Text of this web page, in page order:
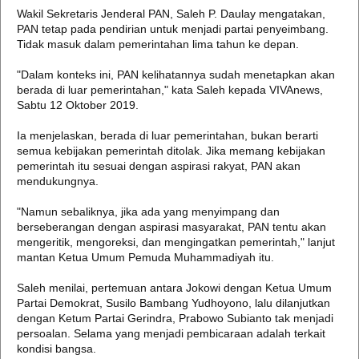
Wakil Sekretaris Jenderal PAN, Saleh P. Daulay mengatakan,
PAN tetap pada pendirian untuk menjadi partai penyeimbang.
Tidak masuk dalam pemerintahan lima tahun ke depan.
"Dalam konteks ini, PAN kelihatannya sudah menetapkan akan
berada di luar pemerintahan," kata Saleh kepada VIVAnews,
Sabtu 12 Oktober 2019.
Ia menjelaskan, berada di luar pemerintahan, bukan berarti
semua kebijakan pemerintah ditolak. Jika memang kebijakan
pemerintah itu sesuai dengan aspirasi rakyat, PAN akan
mendukungnya.
"Namun sebaliknya, jika ada yang menyimpang dan
berseberangan dengan aspirasi masyarakat, PAN tentu akan
mengeritik, mengoreksi, dan mengingatkan pemerintah," lanjut
mantan Ketua Umum Pemuda Muhammadiyah itu.
Saleh menilai, pertemuan antara Jokowi dengan Ketua Umum
Partai Demokrat, Susilo Bambang Yudhoyono, lalu dilanjutkan
dengan Ketum Partai Gerindra, Prabowo Subianto tak menjadi
persoalan. Selama yang menjadi pembicaraan adalah terkait
kondisi bangsa.